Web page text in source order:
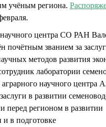
учёным региона.
центра СО РАН
званием за
методов развития
лаборатории
научного центра
в развитии
перед регионом в развитии
в подготовке